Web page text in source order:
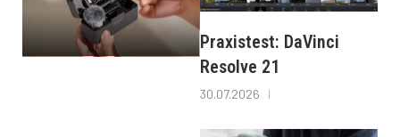
Praxistest: DaVinci
Resolve 21
30.07.2026